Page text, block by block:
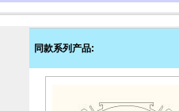
同款系列产品: